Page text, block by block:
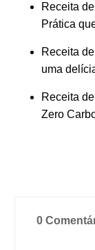
Receita
Prática
Receita
uma
Receita
Zero
0